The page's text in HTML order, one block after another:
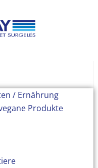
/ Ernährung
Produkte